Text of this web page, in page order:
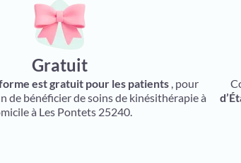
Gratuit
est gratuit pour les patients , pour
de bénéficier de soins de kinésithérapie à
à Les Pontets 25240.